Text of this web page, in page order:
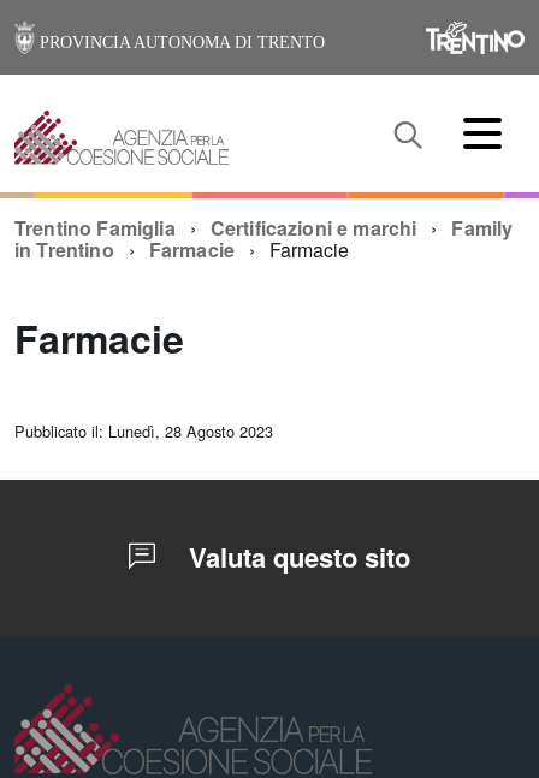
PROVINCIA AUTONOMA DI TRENTO
Trentino Famiglia Certificazioni e marchi Family
in Trentino Farmacie Farmacie
Farmacie
Pubblicato il: Lunedì, 28 Agosto 2023
Valuta questo sito